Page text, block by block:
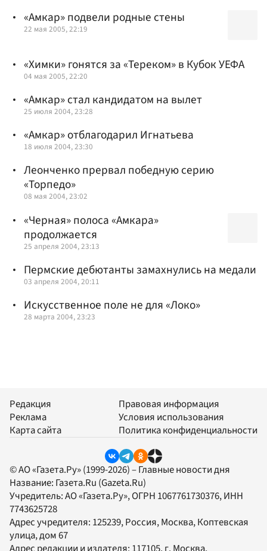
«Амкар» подвели родные стены
22 мая 2005, 22:19
«Химки» гонятся за «Тереком» в Кубок УЕФА
04 мая 2005, 22:20
«Амкар» стал кандидатом на вылет
25 июля 2004, 23:28
«Амкар» отблагодарил Игнатьева
18 июля 2004, 23:30
Леонченко прервал победную серию
«Торпедо»
08 мая 2004, 23:02
«Черная» полоса «Амкара»
продолжается
25 апреля 2004, 23:13
Пермские дебютанты замахнулись на медали
03 апреля 2004, 20:11
Искусственное поле не для «Локо»
28 марта 2004, 23:23
Редакция
Реклама
Карта сайта
Правовая информация
Условия использования
Политика конфиденциальности
© АО «Газета.Ру» (1999-2026) – Главные новости дня
Название: Газета.Ru (Gazeta.Ru)
Учредитель:АО «Газета.Ру», ОГРН 1067761730376, ИНН
7743625728
Адрес учредителя: 125239, Россия, Москва, Коптевская
улица, дом 67